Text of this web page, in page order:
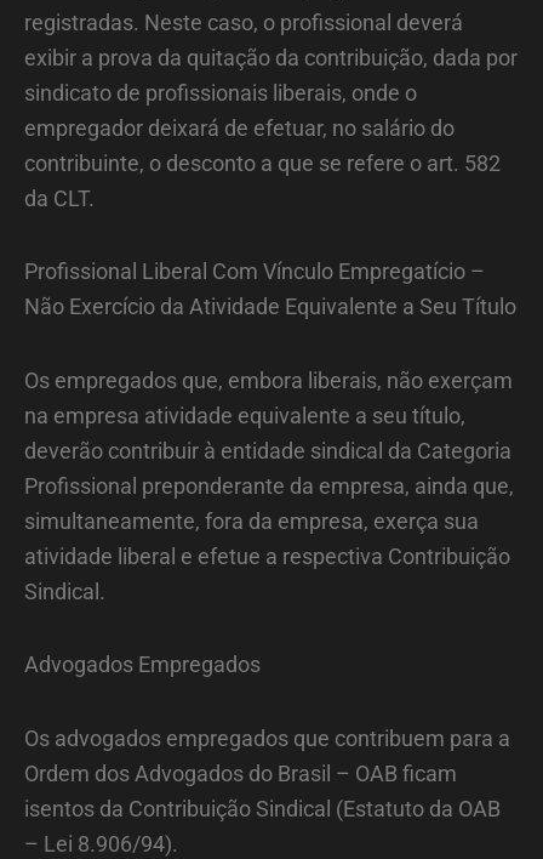
registradas. Neste caso, o profissional deverá
exibir a prova da quitação da contribuição, dada por
sindicato de profissionais liberais, onde o
empregador deixará de efetuar, no salário do
contribuinte, o desconto a que se refere o art. 582
da CLT.
Profissional Liberal Com Vínculo Empregatício –
Não Exercício da Atividade Equivalente a Seu Título
Os empregados que, embora liberais, não exerçam
na empresa atividade equivalente a seu título,
deverão contribuir à entidade sindical da Categoria
Profissional preponderante da empresa, ainda que,
simultaneamente, fora da empresa, exerça sua
atividade liberal e efetue a respectiva Contribuição
Sindical.
Advogados Empregados
Os advogados empregados que contribuem para a
Ordem dos Advogados do Brasil – OAB ficam
isentos da Contribuição Sindical (Estatuto da OAB
– Lei 8.906/94).